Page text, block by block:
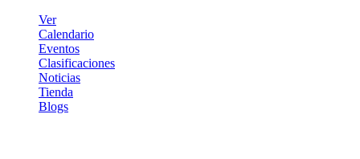
Ver
Calendario
Eventos
Clasificaciones
Noticias
Tienda
Blogs